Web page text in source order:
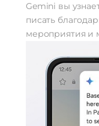
Gemini вы
писать
мероприятия и